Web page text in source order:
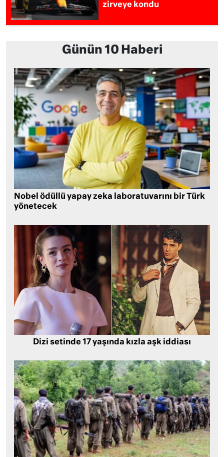
zirveye kondu
Günün 10 Haberi
Nobel ödüllü yapay zeka laboratuvarını bir Türk
yönetecek
Dizi setinde 17 yaşında kızla aşk iddiası